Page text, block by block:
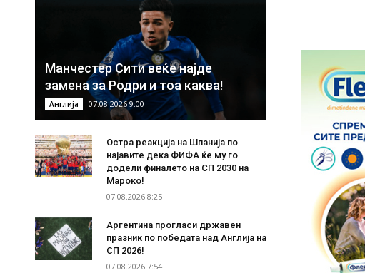
Манчестер Сити веќе најде
замена за Родри и тоа каква!
Англија 07.08.2026 9:00
Остра реакција на Шпанија по
најавите дека ФИФА ќе му го
додели финалето на СП 2030 на
Мароко!
07.08.2026 8:25
Аргентина прогласи државен
празник по победата над Англија на
СП 2026!
07.08.2026 7:54